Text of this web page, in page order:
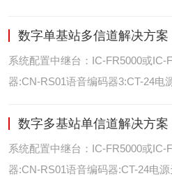
位/室内定位艾可慕数字电台具备
位功能是艾可慕数字系统的标
数字单基站多信道解决方案
系统配置中继台：IC-FR5000或IC-
器:CN-RS01语音编码器3:CT-24电
室内定位艾可慕数字电台具备GPS
能是艾可慕数字系统的
数字多基站单信道解决方案
系统配置中继台：IC-FR5000或IC-
器:CN-RS01语音编码器:CT-24电